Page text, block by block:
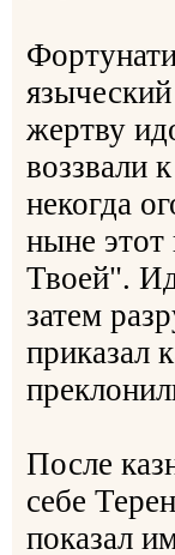
жертву
воззвали
некогда
ныне этот
Твоей".
затем
приказал
После
себе
показал